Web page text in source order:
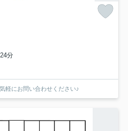
分
軽にお問い合わせください♪